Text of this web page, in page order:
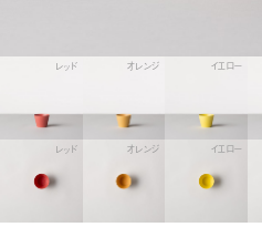
レッド オレンジ イエロー
レッド オレンジ イエロー